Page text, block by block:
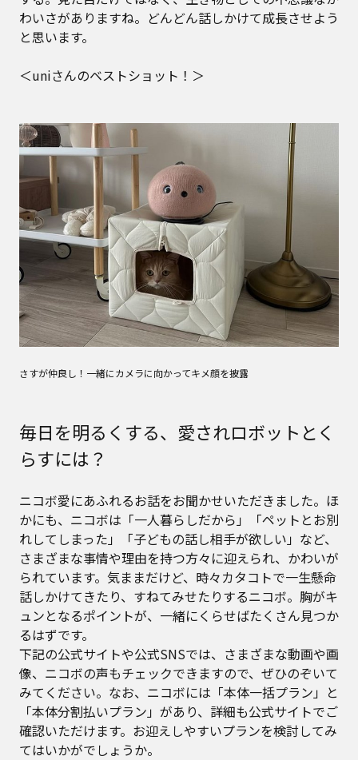
わいさがありますね。どんどん話しかけて成長させよう
と思います。
＜uniさんのベストショット！＞
さすが仲良し！一緒にカメラに向かってキメ顔を披露
毎日を明るくする、愛されロボットとく
らすには？
ニコボ愛にあふれるお話をお聞かせいただきました。ほ
かにも、ニコボは「一人暮らしだから」「ペットとお別
れしてしまった」「子どもの話し相手が欲しい」など、
さまざまな事情や理由を持つ方々に迎えられ、かわいが
られています。気ままだけど、時々カタコトで一生懸命
話しかけてきたり、すねてみせたりするニコボ。胸がキ
ュンとなるポイントが、一緒にくらせばたくさん見つか
るはずです。
下記の公式サイトや公式SNSでは、さまざまな動画や画
像、ニコボの声もチェックできますので、ぜひのぞいて
みてください。なお、ニコボには「本体一括プラン」と
「本体分割払いプラン」があり、詳細も公式サイトでご
確認いただけます。お迎えしやすいプランを検討してみ
てはいかがでしょうか。